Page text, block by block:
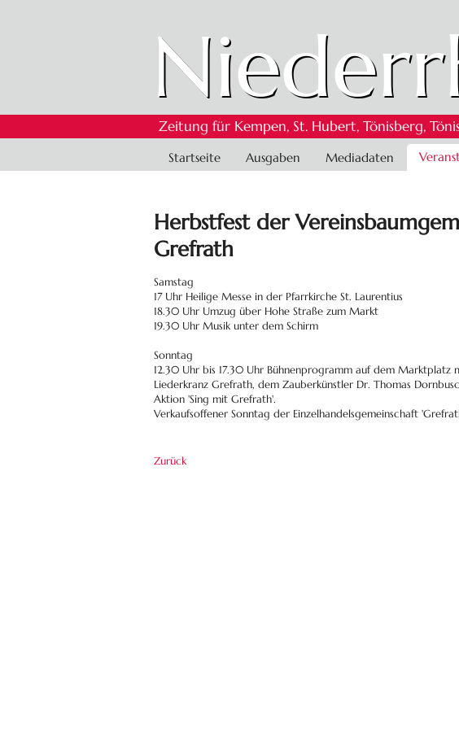
Zeitung für Kempen, St. Hubert, Tönisberg,
Navigation
überspringen
Startseite Ausgaben Mediadaten
Herbstfest der
Grefrath
Samstag
17 Uhr Heilige Messe in der Pfarrkirche St. Laurentius
18.30 Uhr Umzug über Hohe Straße zum Markt
19.30 Uhr Musik unter dem Schirm
Sonntag
12.30 Uhr bis 17.30 Uhr Bühnenprogramm auf dem
Liederkranz Grefrath, dem Zauberkünstler Dr. Thomas
Aktion 'Sing mit Grefrath'.
Verkaufsoffener Sonntag der Einzelhandelsgemeinschaft
Zurück